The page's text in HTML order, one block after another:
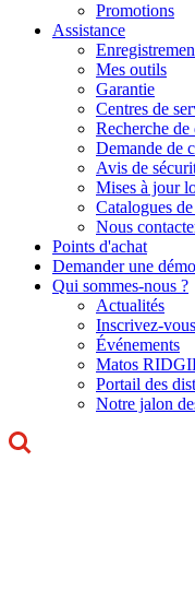
Promotions
Assistance
Mes outils
Garantie
Centres de
Recherche
Demande de
Avis de
Mises à jour
Catalogues
Nous
Points d'achat
Demander une démo
Qui sommes-nous ?
Actualités
Inscrivez-
Événements
Matos
Portail des
Notre jalon